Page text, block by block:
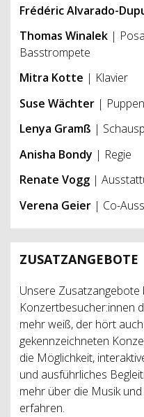
Frédéric Alvarado-
Thomas Winalek |
Basstrompete
Mitra Kotte | Klavier
Suse Wächter |
Lenya Gramß |
Anisha Bondy | Regie
Renate Vogg |
Verena Geier | Co-
ZUSATZANGEBOTE
Unsere Zusatzangebote
Konzertbesucher:innen
mehr weiß, der hört
gekennzeichneten
die Möglichkeit,
und ausführliches
mehr über die Musik
erfahren.